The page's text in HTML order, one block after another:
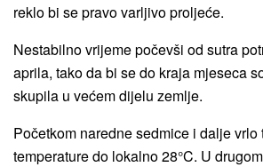
reklo bi se pravo varljivo proljeće.
Nestabilno vrijeme počevši od sutra
aprila, tako da bi se do kraja mjeseca
skupila u većem dijelu zemlje.
Početkom naredne sedmice i dalje vrlo
temperature do lokalno 28°C. U